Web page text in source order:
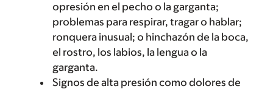
opresión en el pecho o la garganta;
problemas para respirar, tragar o hablar;
ronquera inusual; o hinchazón de la boca,
el rostro, los labios, la lengua o la
garganta.
Signos de alta presión como dolores de